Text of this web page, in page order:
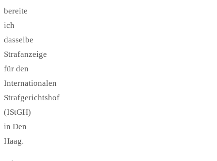
bereite
ich
dasselbe
Strafanzeige
für den
Internationalen
Strafgerichtshof
(IStGH)
in Den
Haag.